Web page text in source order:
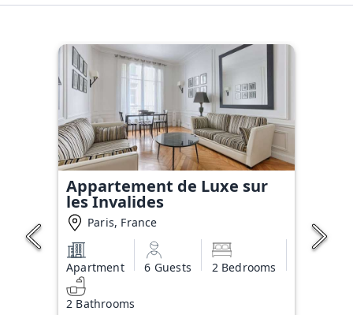
Appartement de Luxe sur
les Invalides
Paris, France
Apartment 6 Guests 2 Bedrooms
2 Bathrooms